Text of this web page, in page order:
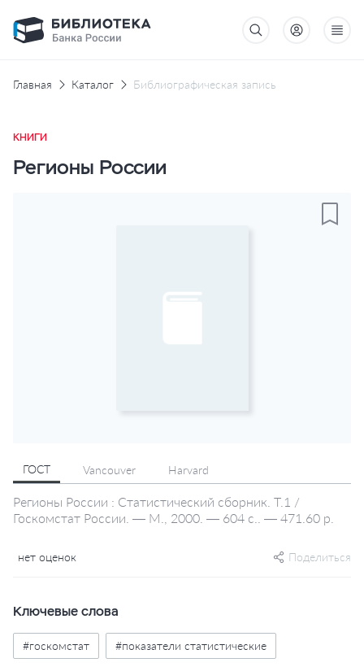
Главная Каталог Библиографическая запись
КНИГИ
Регионы России
ГОСТ Vancouver Harvard
Регионы России : Статистический сборник. Т.1 /
Госкомстат России. — М., 2000. — 604 с.. — 471.60 р.
нет оценок Поделиться
Ключевые слова
#госкомстат #показатели статистические